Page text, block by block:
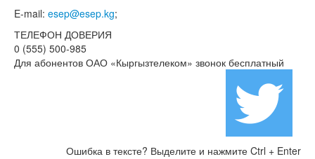
E-mail: esep@esep.kg;
ТЕЛЕФОН ДОВЕРИЯ
0 (555) 500-985
Для абонентов ОАО «Кыргызтелеком» звонок бесплатный
Ошибка в тексте? Выделите и нажмите Ctrl + Enter